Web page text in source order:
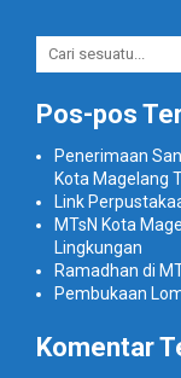
Pos-pos
Penerimaan
Kota Magelang
Link
MTsN Kota
Lingkungan
Ramadhan di
Pembukaan
Komentar